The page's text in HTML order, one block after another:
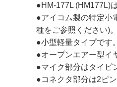
●HM-177L (HM177L)
●アイコム製の特定小
種をご参照ください)。
●小型軽量タイプです。
●オープンエアー型イ
●マイク部分はタイピ
●コネクタ部分は2ピ